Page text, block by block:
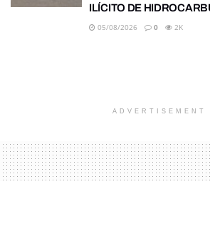
ILÍCITO DE
05/08/2026 0 2K
ADVERTISEMENT